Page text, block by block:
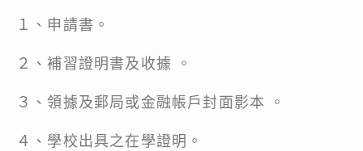
１、申請書。
２、補習證明書及收據 。
３、領據及郵局或金融帳戶封面影本 。
４、學校出具之在學證明。